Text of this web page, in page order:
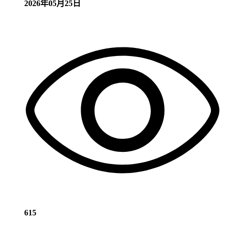
2026年05月25日
615